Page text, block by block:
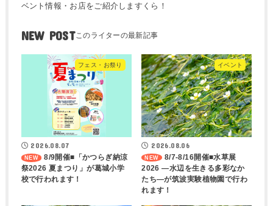
ベント情報・お店をご紹介しますくら！
NEW POST
フェス・お祭り
2026.08.07
8/9開催■「かつらぎ納涼
祭2026 夏まつり」が葛城小学
校で行われます！
イベント
2026.08.06
8/7-8/16開催■水草展
2026 ―水辺を生きる多彩なか
たち―が筑波実験植物園で行わ
れます！